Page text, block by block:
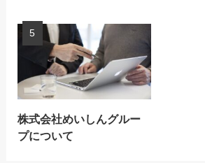
株式会社めいしんグルー
プについて